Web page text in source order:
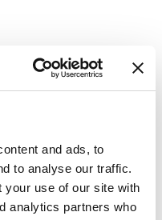
and ads, to
to analyse our traffic.
your use of our site with
analytics partners who